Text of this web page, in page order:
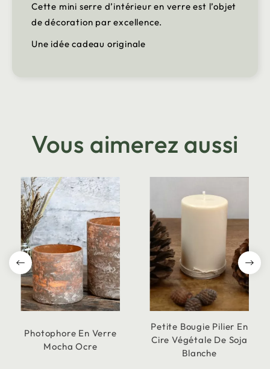
Cette mini serre d’intérieur en verre est l’objet
de décoration par excellence.
Une idée cadeau originale
Vous aimerez aussi
Photophore En Verre
Mocha Ocre
Petite Bougie Pilier En
Cire Végétale De Soja
Blanche